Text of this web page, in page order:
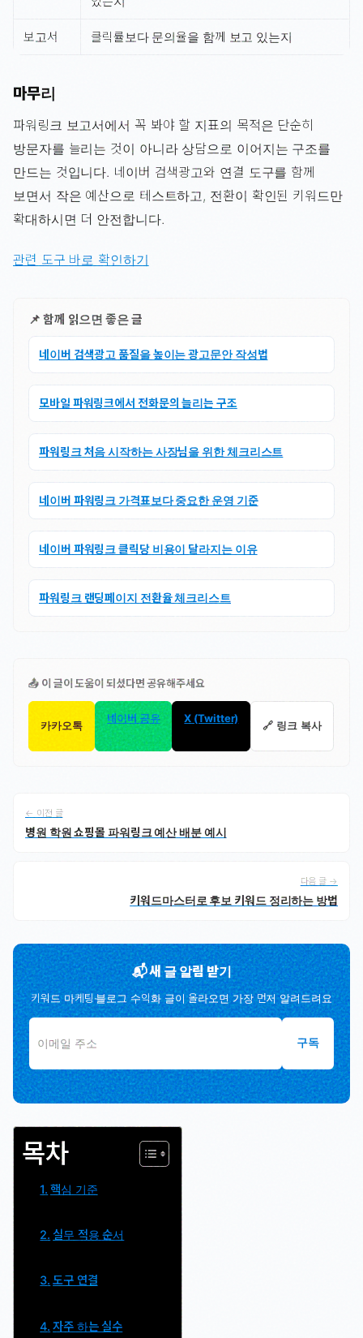
보고서 클릭률보다 문의율을 함께 보고 있는지
마무리
파워링크 보고서에서 꼭 봐야 할 지표의 목적은 단순히
방문자를 늘리는 것이 아니라 상담으로 이어지는 구조를
만드는 것입니다. 네이버 검색광고와 연결 도구를 함께
보면서 작은 예산으로 테스트하고, 전환이 확인된 키워드만
확대하시면 더 안전합니다.
관련 도구 바로 확인하기
📌 함께 읽으면 좋은 글
네이버 검색광고 품질을 높이는 광고문안 작성법
모바일 파워링크에서 전화문의 늘리는 구조
파워링크 처음 시작하는 사장님을 위한 체크리스트
네이버 파워링크 가격표보다 중요한 운영 기준
네이버 파워링크 클릭당 비용이 달라지는 이유
파워링크 랜딩페이지 전환율 체크리스트
📤 이 글이 도움이 되셨다면 공유해주세요
카카오톡
네이버 공유 X (Twitter)
🔗 링크 복사
← 이전 글
병원 학원 쇼핑몰 파워링크 예산 배분 예시
다음 글 →
키워드마스터로 후보 키워드 정리하는 방법
📬 새 글 알림 받기
키워드 마케팅·블로그 수익화 글이 올라오면 가장 먼저 알려드려요
구독
목차
핵심 기준
실무 적용 순서
도구 연결
자주 하는 실수